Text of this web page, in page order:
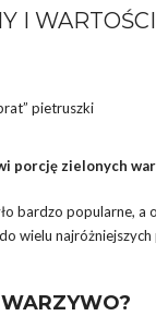
I
porcję zielonych
bardzo popularne, a
wielu